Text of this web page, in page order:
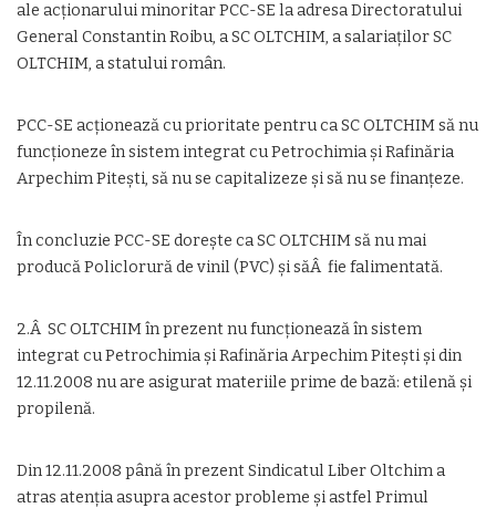
ale acționarului minoritar PCC-SE la adresa Directoratului
General Constantin Roibu, a SC OLTCHIM, a salariaților SC
OLTCHIM, a statului român.
PCC-SE acționează cu prioritate pentru ca SC OLTCHIM să nu
funcționeze în sistem integrat cu Petrochimia și Rafinăria
Arpechim Pitești, să nu se capitalizeze și să nu se finanțeze.
În concluzie PCC-SE dorește ca SC OLTCHIM să nu mai
producă Policlorură de vinil (PVC) și săÂ fie falimentată.
2.Â SC OLTCHIM în prezent nu funcționează în sistem
integrat cu Petrochimia și Rafinăria Arpechim Pitești și din
12.11.2008 nu are asigurat materiile prime de bază: etilenă și
propilenă.
Din 12.11.2008 până în prezent Sindicatul Liber Oltchim a
atras atenția asupra acestor probleme și astfel Primul